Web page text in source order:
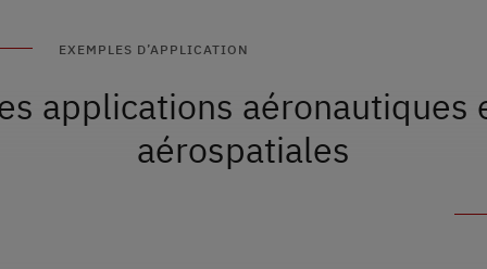
EXEMPLES D’APPLICATION
applications aéronautiques
aérospatiales